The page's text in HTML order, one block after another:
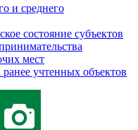
и среднего
состояние субъектов
мест
учтенных объектов